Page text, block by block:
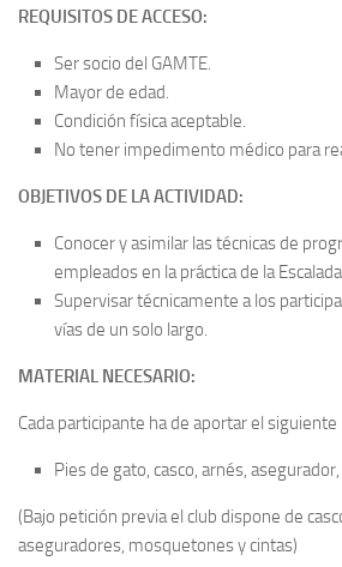
REQUISITOS DE ACCESO:
Ser socio del GAMTE.
Mayor de edad.
Condición física aceptable.
No tener impedimento médico para
OBJETIVOS DE LA ACTIVIDAD:
Conocer y asimilar las técnicas de
empleados en la práctica de la
Supervisar técnicamente a los
vías de un solo largo.
MATERIAL NECESARIO:
Cada participante ha de aportar el
Pies de gato, casco, arnés,
(Bajo petición previa el club dispone de
aseguradores, mosquetones y cintas)